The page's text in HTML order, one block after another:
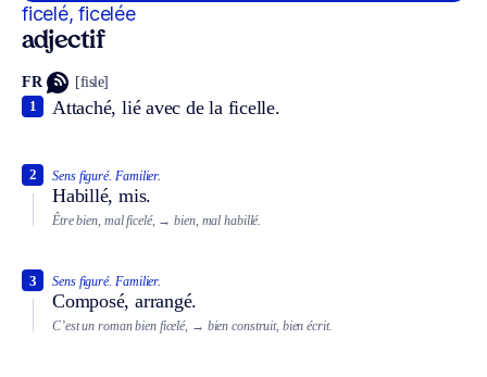
ficelé, ficelée
adjectif
FR [fisle]
Attaché, lié avec de la ficelle.
1
Sens figuré. Familier.
Habillé, mis.
2
Être bien, mal ficelé, → bien, mal habillé.
Sens figuré. Familier.
Composé, arrangé.
3
C’est un roman bien ficelé, → bien construit, bien écrit.